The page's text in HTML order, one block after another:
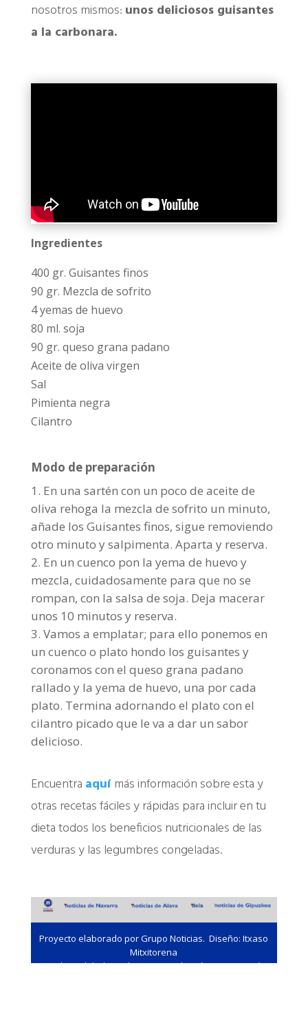
nosotros mismos: unos deliciosos guisantes
a la carbonara.
Ingredientes
400 gr. Guisantes finos
90 gr. Mezcla de sofrito
4 yemas de huevo
80 ml. soja
90 gr. queso grana padano
Aceite de oliva virgen
Sal
Pimienta negra
Cilantro
Modo de preparación
En una sartén con un poco de aceite de
oliva rehoga la mezcla de sofrito un minuto,
añade los Guisantes finos, sigue removiendo
otro minuto y salpimenta. Aparta y reserva.
En un cuenco pon la yema de huevo y
mezcla, cuidadosamente para que no se
rompan, con la salsa de soja. Deja macerar
unos 10 minutos y reserva.
Vamos a emplatar; para ello ponemos en
un cuenco o plato hondo los guisantes y
coronamos con el queso grana padano
rallado y la yema de huevo, una por cada
plato. Termina adornando el plato con el
cilantro picado que le va a dar un sabor
delicioso.
Encuentra aquímás información sobre esta y
otras recetas fáciles y rápidas para incluir en tu
dieta todos los beneficios nutricionales de las
verduras y las legumbres congeladas.
Proyecto elaborado por Grupo Noticias.Diseño: Itxaso
Mitxitorena
Queda prohibida cualquier reproducción, uso o cesión.